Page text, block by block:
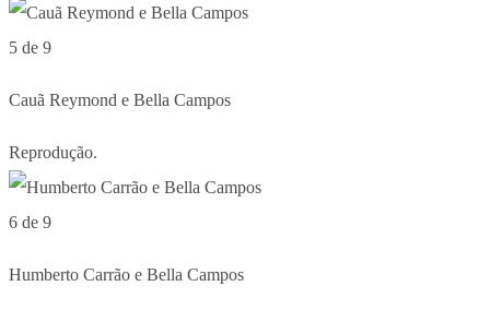
5 de 9
Cauã Reymond e Bella Campos
Reprodução.
6 de 9
Humberto Carrão e Bella Campos